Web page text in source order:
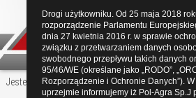
Jesteś tutaj:Start Produkty KVERNELAND
Drogi użytkowniku. Od 25 maja 2018
rozporządzenie Parlamentu
dnia 27 kwietnia 2016 r. w sprawie
związku z przetwarzaniem danych
swobodnego przepływu takich danych
95/46/WE (określane jako „RODO”,
Rozporządzenie i Ochronie Danych”).
uprzejmie informujemy iż Pol-Agra Sp.J